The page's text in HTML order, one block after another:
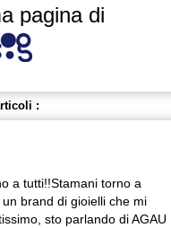
pagina di
:
a tutti!!Stamani torno a
brand di gioielli che mi
sto parlando di AGAU